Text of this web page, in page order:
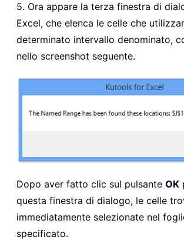
Else
MsgBox "The Named
End If
On Error Resume
Private Function
Dim xLen As Long
xLen = Len(sFormula )
xPos2 = 1
Do
xPos1
5. Ora appare la terza finestra di
Excel, che elenca le celle che
determinato intervallo denominato,
nello screenshot seguente.
Dopo aver fatto clic sul pulsante OK
questa finestra di dialogo, le celle
immediatamente selezionate nel
specificato.